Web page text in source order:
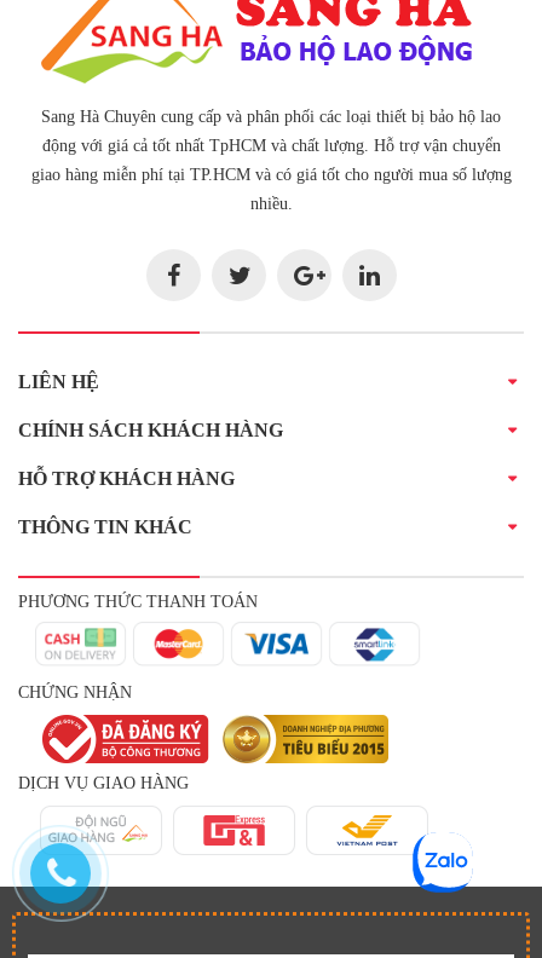
Sang Hà Chuyên cung cấp và phân phối các loại thiết bị bảo hộ lao
động với giá cả tốt nhất TpHCM và chất lượng. Hỗ trợ vận chuyển
giao hàng miễn phí tại TP.HCM và có giá tốt cho người mua số lượng
nhiều.
LIÊN HỆ
CHÍNH SÁCH KHÁCH HÀNG
HỖ TRỢ KHÁCH HÀNG
THÔNG TIN KHÁC
PHƯƠNG THỨC THANH TOÁN
CHỨNG NHẬN
DỊCH VỤ GIAO HÀNG